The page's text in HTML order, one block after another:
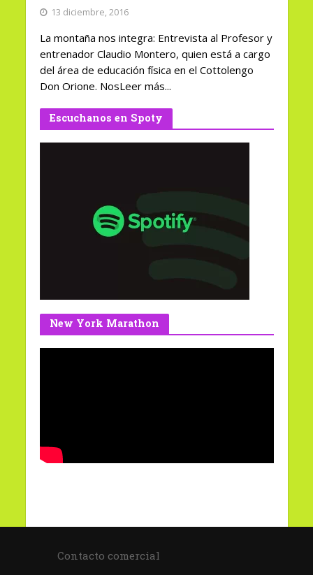
13 diciembre, 2016
La montaña nos integra: Entrevista al Profesor y
entrenador Claudio Montero, quien está a cargo
del área de educación física en el Cottolengo
Don Orione. NosLeer más...
Escuchanos en Spoty
New York Marathon
Contacto comercial